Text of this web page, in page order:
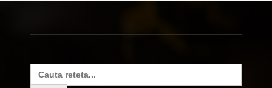
Search
for: